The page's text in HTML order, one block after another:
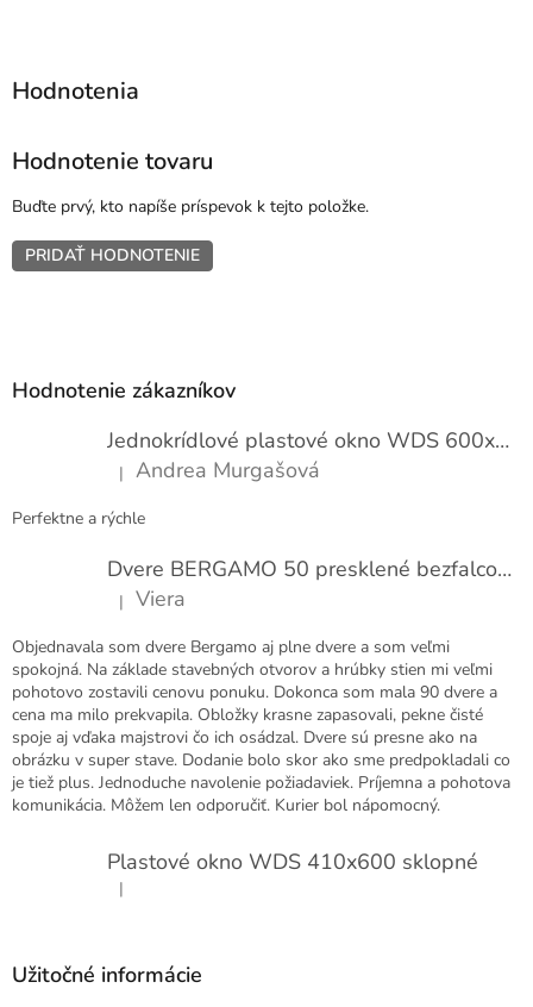
Hodnotenie tovaru
Buďte prvý, kto napíše príspevok k tejto položke.
PRIDAŤ HODNOTENIE
Hodnotenie zákazníkov
Jednokrídlové plastové okno WDS 600x1000
Hodnotenie produktu je 5 z 5 hviezdičiek.
| Andrea Murgašová
Perfektne a rýchle
Dvere BERGAMO 50 presklené bezfalcové EXTRA
Hodnotenie produktu je 5 z 5 hviezdičiek.
| Viera
Objednavala som dvere Bergamo aj plne dvere a som veľmi
spokojná. Na základe stavebných otvorov a hrúbky stien mi veľmi
pohotovo zostavili cenovu ponuku. Dokonca som mala 90 dvere a
cena ma milo prekvapila. Obložky krasne zapasovali, pekne čisté
spoje aj vďaka majstrovi čo ich osádzal. Dvere sú presne ako na
obrázku v super stave. Dodanie bolo skor ako sme predpokladali co
je tiež plus. Jednoduche navolenie požiadaviek. Príjemna a pohotova
komunikácia. Môžem len odporučiť. Kurier bol nápomocný.
Plastové okno WDS 410x600 sklopné
Hodnotenie produktu je 5 z 5 hviezdičiek.
|
Užitočné informácie